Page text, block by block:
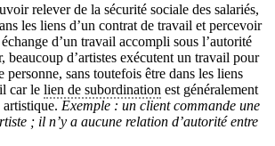
relever de la sécurité sociale des salariés,
les liens d’un contrat de travail et percevoir
d’un travail accompli sous l’autorité
beaucoup d’artistes exécutent un travail pour
personne, sans toutefois être dans les liens
car le lien de subordination est généralement
Exemple : un client commande une
; il n’y a aucune relation d’autorité entre